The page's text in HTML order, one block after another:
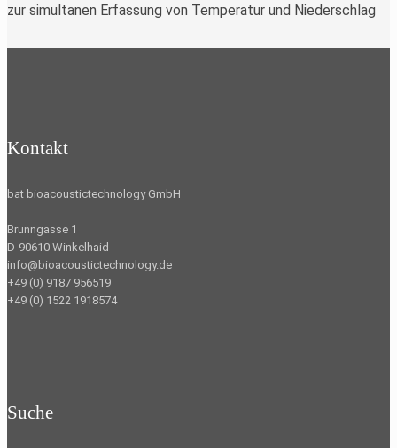
zur simultanen Erfassung von Temperatur und Niederschlag
Kontakt
bat bioacoustictechnology GmbH
Brunngasse 1
D-90610 Winkelhaid
info@bioacoustictechnology.de
+49 (0) 9187 956519
+49 (0) 1522 1918574
Suche